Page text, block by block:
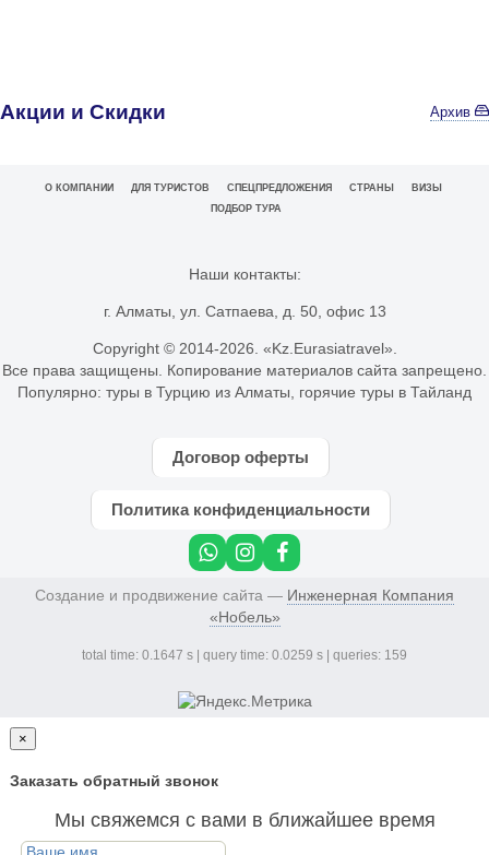
Акции и Скидки Архив
О КОМПАНИИ ДЛЯ ТУРИСТОВ СПЕЦПРЕДЛОЖЕНИЯ СТРАНЫ
ВИЗЫ
ПОДБОР ТУРА
Наши контакты:
г. Алматы, ул. Сатпаева, д. 50, офис 13
Copyright © 2014-2026. «Kz.Eurasiatravel».
Все права защищены. Копирование материалов сайта запрещено.
Популярно: туры в Турцию из Алматы горячие туры в Тайланд
Договор оферты
Политика конфиденциальности
Создание и продвижение сайта — Инженерная Компания
«Нобель»
total time: 0.1647 s | query time: 0.0259 s | queries: 159
×
Заказать обратный звонок
Мы свяжемся с вами в ближайшее время